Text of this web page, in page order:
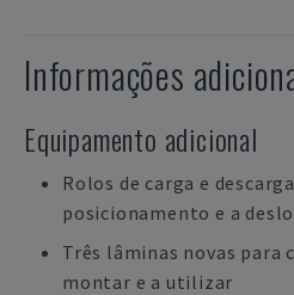
Informações
Equipamento adicional
Rolos de carga e
posicionamento e a
Três lâminas novas
montar e a utilizar